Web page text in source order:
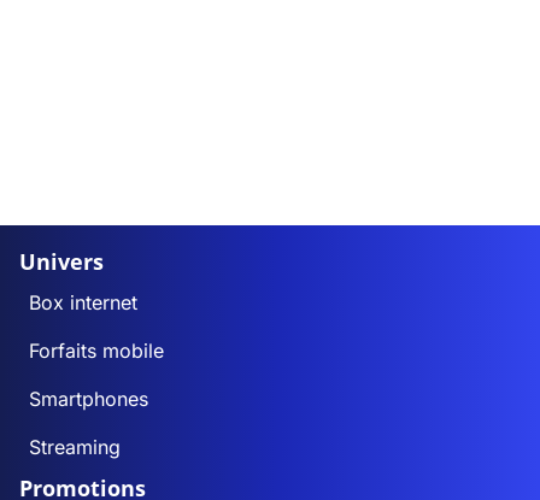
Univers
Box internet
Forfaits mobile
Smartphones
Streaming
Promotions